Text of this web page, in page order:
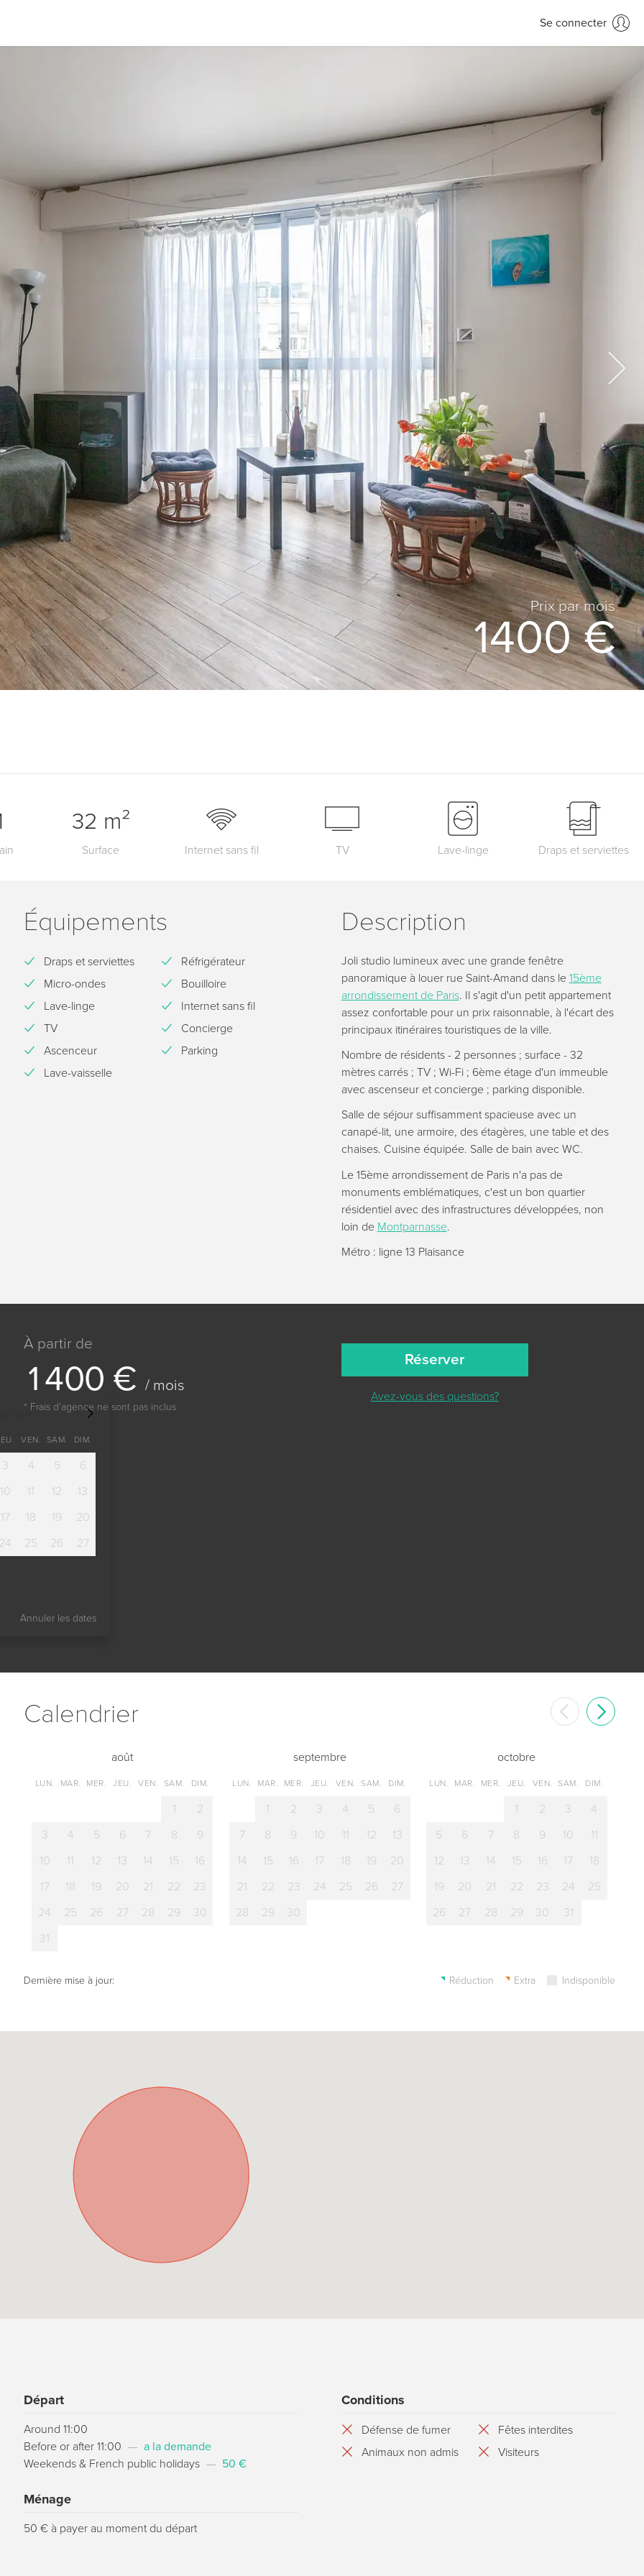
Se connecter
Prix ​​par mois
1400 €
Surface
32 m²
Internet sans fil TV Lave-linge Draps et serviettes
Équipements
Draps et serviettes
Réfrigérateur
Micro-ondes
Bouilloire
Lave-linge
Internet sans fil
TV
Concierge
Ascenceur
Parking
Lave-vaisselle
Description
Joli studio lumineux avec une grande fenêtre
panoramique à louer rue Saint-Amand dans le 15ème
arrondissement de Paris. Il s'agit d'un petit appartement
assez confortable pour un prix raisonnable, à l'écart des
principaux itinéraires touristiques de la ville.
Nombre de résidents - 2 personnes ; surface - 32
mètres carrés ; TV ; Wi-Fi ; 6ème étage d'un immeuble
avec ascenseur et concierge ; parking disponible.
Salle de séjour suffisamment spacieuse avec un
canapé-lit, une armoire, des étagères, une table et des
chaises. Cuisine équipée. Salle de bain avec WC.
Le 15ème arrondissement de Paris n'a pas de
monuments emblématiques, c'est un bon quartier
résidentiel avec des infrastructures développées, non
loin de Montparnasse.
Métro : ligne 13 Plaisance
VEN. SAM. DIM.
3 4 5
6
10 11 12
13
17 18 19
20
24 25 26
27
Annuler les dates
À partir de
1400 € / mois
* Frais dʼagence ne sont pas inclus
Réserver
Avez-vous des questions?
Сalendrier
août
LUN. MAR. MER. JEU. VEN. SAM. DIM.
1
2
3
4 5 6 7 8
9
10
11 12 13 14 15
16
17
18 19 20 21 22
23
24
25 26 27 28 29
30
31
septembre
LUN. MAR. MER. JEU. VEN. SAM. DIM.
1 2 3 4 5
6
7
8 9 10 11 12
13
14
15 16 17 18 19
20
21
22 23 24 25 26
27
28
29 30
octobre
LUN. MAR. MER. JEU. VEN. SAM. DIM.
1 2 3
4
5
6 7 8 9 10
11
12
13 14 15 16 17
18
19
20 21 22 23 24
25
26
27 28 29 30 31
Dernière mise à jour: Réduction Extra Indisponible
Départ
Around 11:00
Before or after 11:00 — a la demande
Weekends & French public holidays — 50 €
Ménage
50 € à payer au moment du départ
Conditions
Défense de fumer
Fêtes interdites
Animaux non admis
Visiteurs